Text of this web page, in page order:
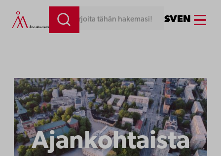
Siirry
sisältöön
Kirjoita tähän hakemasi! SVEN Menu
Ajankohtaista